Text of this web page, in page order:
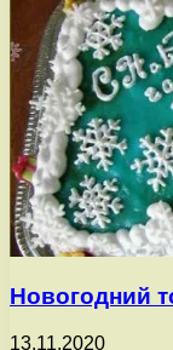
Новогодний
13.11.2020